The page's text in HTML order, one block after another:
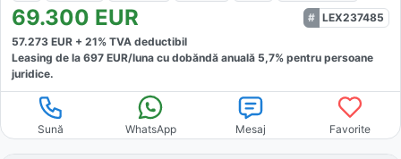
69.300 EUR
LEX237485
57.273 EUR + 21% TVA deductibil
Leasing de la 697 EUR/luna cu dobăndă anuală 5,7% pentru persoane
juridice.
Sună WhatsApp Mesaj Favorite